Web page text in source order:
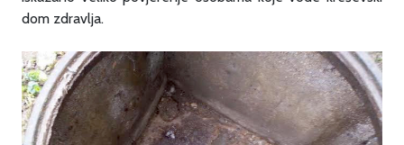
dom zdravlja.